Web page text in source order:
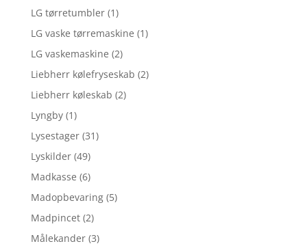
LG tørretumbler (1)
LG vaske tørremaskine (1)
LG vaskemaskine (2)
Liebherr kølefryseskab (2)
Liebherr køleskab (2)
Lyngby (1)
Lysestager (31)
Lyskilder (49)
Madkasse (6)
Madopbevaring (5)
Madpincet (2)
Målekander (3)